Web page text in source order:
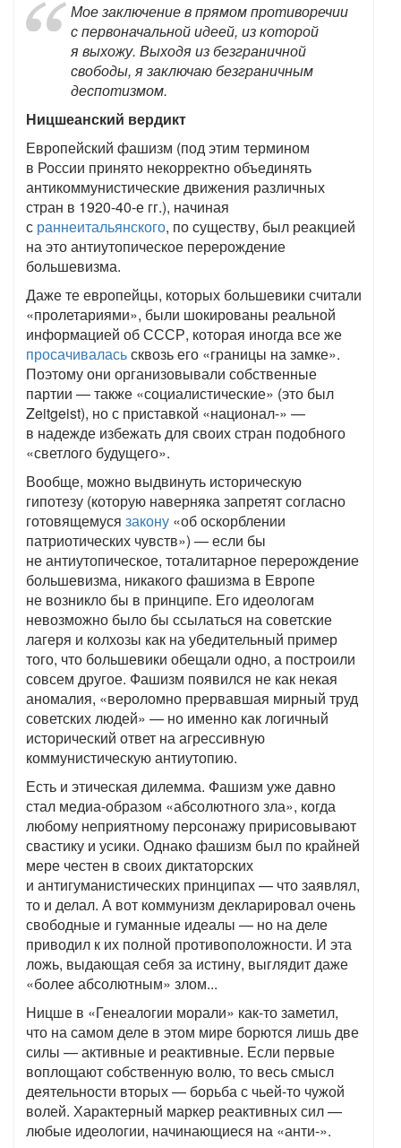
Мое заключение в прямом противоречии
с первоначальной идеей, из которой
я выхожу. Выходя из безграничной
свободы, я заключаю безграничным
деспотизмом.
Ницшеанский вердикт
Европейский фашизм (под этим термином
в России принято некорректно объединять
антикоммунистические движения различных
стран в 1920-40-е гг.), начиная
с раннеитальянского, по существу, был реакцией
на это антиутопическое перерождение
большевизма.
Даже те европейцы, которых большевики считали
«пролетариями», были шокированы реальной
информацией об СССР, которая иногда все же
просачиваласьсквозь его «границы на замке».
Поэтому они организовывали собственные
партии — также «социалистические» (это был
Zeitgeist), но с приставкой «национал-» —
в надежде избежать для своих стран подобного
«светлого будущего».
Вообще, можно выдвинуть историческую
гипотезу (которую наверняка запретят согласно
готовящемуся закону «об оскорблении
патриотических чувств») — если бы
не антиутопическое, тоталитарное перерождение
большевизма, никакого фашизма в Европе
не возникло бы в принципе. Его идеологам
невозможно было бы ссылаться на советские
лагеря и колхозы как на убедительный пример
того, что большевики обещали одно, а построили
совсем другое. Фашизм появился не как некая
аномалия, «вероломно прервавшая мирный труд
советских людей» — но именно как логичный
исторический ответ на агрессивную
коммунистическую антиутопию.
Есть и этическая дилемма. Фашизм уже давно
стал медиа-образом «абсолютного зла», когда
любому неприятному персонажу пририсовывают
свастику и усики. Однако фашизм был по крайней
мере честен в своих диктаторских
и антигуманистических принципах — что заявлял,
то и делал. А вот коммунизм декларировал очень
свободные и гуманные идеалы — но на деле
приводил к их полной противоположности. И эта
ложь, выдающая себя за истину, выглядит даже
«более абсолютным» злом...
Ницше в «Генеалогии морали» как-то заметил,
что на самом деле в этом мире борются лишь две
силы — активные и реактивные. Если первые
воплощают собственную волю, то весь смысл
деятельности вторых — борьба с чьей-то чужой
волей. Характерный маркер реактивных сил —
любые идеологии, начинающиеся на «анти-».